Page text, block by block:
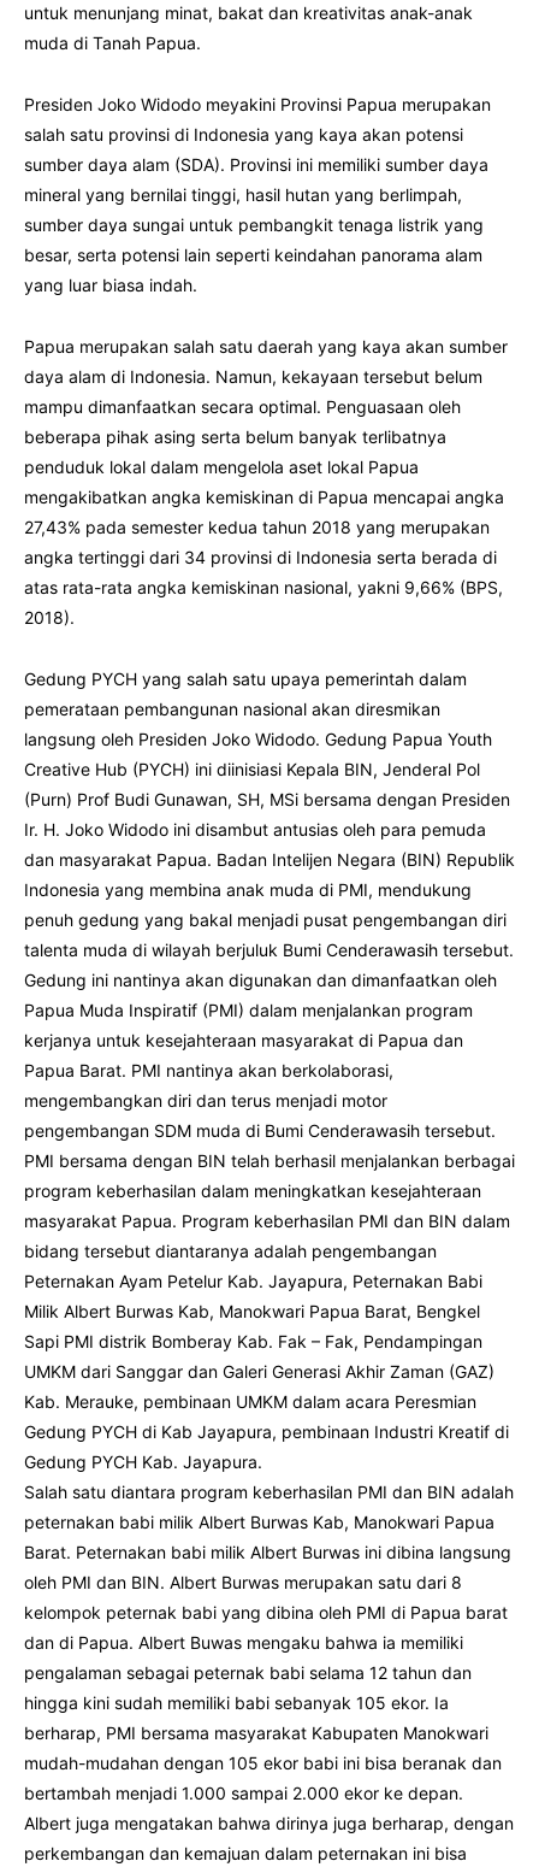
untuk menunjang minat, bakat dan kreativitas anak-anak
muda di Tanah Papua.
Presiden Joko Widodo meyakini Provinsi Papua merupakan
salah satu provinsi di Indonesia yang kaya akan potensi
sumber daya alam (SDA). Provinsi ini memiliki sumber daya
mineral yang bernilai tinggi, hasil hutan yang berlimpah,
sumber daya sungai untuk pembangkit tenaga listrik yang
besar, serta potensi lain seperti keindahan panorama alam
yang luar biasa indah.
Papua merupakan salah satu daerah yang kaya akan sumber
daya alam di Indonesia. Namun, kekayaan tersebut belum
mampu dimanfaatkan secara optimal. Penguasaan oleh
beberapa pihak asing serta belum banyak terlibatnya
penduduk lokal dalam mengelola aset lokal Papua
mengakibatkan angka kemiskinan di Papua mencapai angka
27,43% pada semester kedua tahun 2018 yang merupakan
angka tertinggi dari 34 provinsi di Indonesia serta berada di
atas rata-rata angka kemiskinan nasional, yakni 9,66% (BPS,
2018).
Gedung PYCH yang salah satu upaya pemerintah dalam
pemerataan pembangunan nasional akan diresmikan
langsung oleh Presiden Joko Widodo. Gedung Papua Youth
Creative Hub (PYCH) ini diinisiasi Kepala BIN, Jenderal Pol
(Purn) Prof Budi Gunawan, SH, MSi bersama dengan Presiden
Ir. H. Joko Widodo ini disambut antusias oleh para pemuda
dan masyarakat Papua. Badan Intelijen Negara (BIN) Republik
Indonesia yang membina anak muda di PMI, mendukung
penuh gedung yang bakal menjadi pusat pengembangan diri
talenta muda di wilayah berjuluk Bumi Cenderawasih tersebut.
Gedung ini nantinya akan digunakan dan dimanfaatkan oleh
Papua Muda Inspiratif (PMI) dalam menjalankan program
kerjanya untuk kesejahteraan masyarakat di Papua dan
Papua Barat. PMI nantinya akan berkolaborasi,
mengembangkan diri dan terus menjadi motor
pengembangan SDM muda di Bumi Cenderawasih tersebut.
PMI bersama dengan BIN telah berhasil menjalankan berbagai
program keberhasilan dalam meningkatkan kesejahteraan
masyarakat Papua. Program keberhasilan PMI dan BIN dalam
bidang tersebut diantaranya adalah pengembangan
Peternakan Ayam Petelur Kab. Jayapura, Peternakan Babi
Milik Albert Burwas Kab, Manokwari Papua Barat, Bengkel
Sapi PMI distrik Bomberay Kab. Fak – Fak, Pendampingan
UMKM dari Sanggar dan Galeri Generasi Akhir Zaman (GAZ)
Kab. Merauke, pembinaan UMKM dalam acara Peresmian
Gedung PYCH di Kab Jayapura, pembinaan Industri Kreatif di
Gedung PYCH Kab. Jayapura.
Salah satu diantara program keberhasilan PMI dan BIN adalah
peternakan babi milik Albert Burwas Kab, Manokwari Papua
Barat. Peternakan babi milik Albert Burwas ini dibina langsung
oleh PMI dan BIN. Albert Burwas merupakan satu dari 8
kelompok peternak babi yang dibina oleh PMI di Papua barat
dan di Papua. Albert Buwas mengaku bahwa ia memiliki
pengalaman sebagai peternak babi selama 12 tahun dan
hingga kini sudah memiliki babi sebanyak 105 ekor. Ia
berharap, PMI bersama masyarakat Kabupaten Manokwari
mudah-mudahan dengan 105 ekor babi ini bisa beranak dan
bertambah menjadi 1.000 sampai 2.000 ekor ke depan.
Albert juga mengatakan bahwa dirinya juga berharap, dengan
perkembangan dan kemajuan dalam peternakan ini bisa